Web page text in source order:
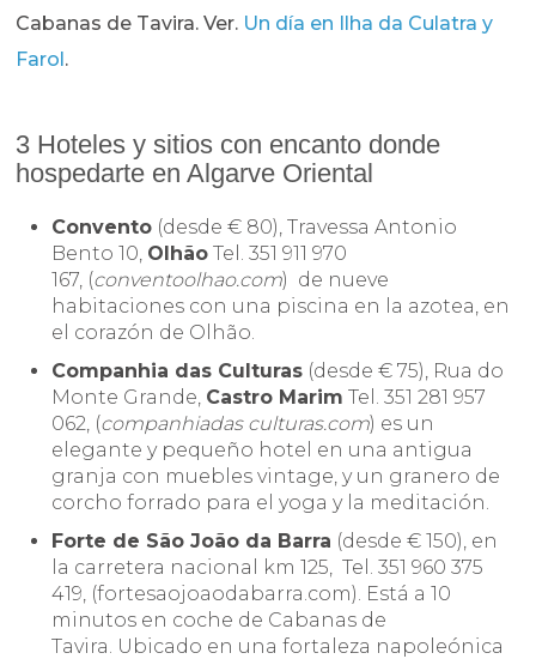
Cabanas de Tavira. Ver. Un día en Ilha da Culatra y
Farol.
3 Hoteles y sitios con encanto donde
hospedarte en Algarve Oriental
Convento (desde € 80), Travessa Antonio
Bento 10, Olhão Tel. 351 911 970
167, (conventoolhao.com) de nueve
habitaciones con una piscina en la azotea, en
el corazón de Olhão.
Companhia das Culturas (desde € 75), Rua do
Monte Grande, Castro Marim Tel. 351 281 957
062, (companhiadas culturas.com) es un
elegante y pequeño hotel en una antigua
granja con muebles vintage, y un granero de
corcho forrado para el yoga y la meditación.
Forte de São João da Barra (desde € 150), en
la carretera nacional km 125, Tel. 351 960 375
419, (fortesaojoaodabarra.com). Está a 10
minutos en coche de Cabanas de
Tavira. Ubicado en una fortaleza napoleónica